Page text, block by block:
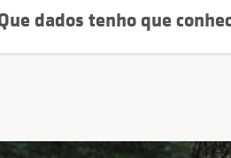
dados tenho que